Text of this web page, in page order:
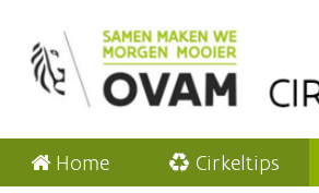
Home Cirkeltips